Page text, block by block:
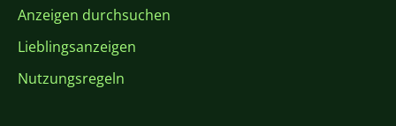
Anzeigen durchsuchen
Lieblingsanzeigen
Nutzungsregeln